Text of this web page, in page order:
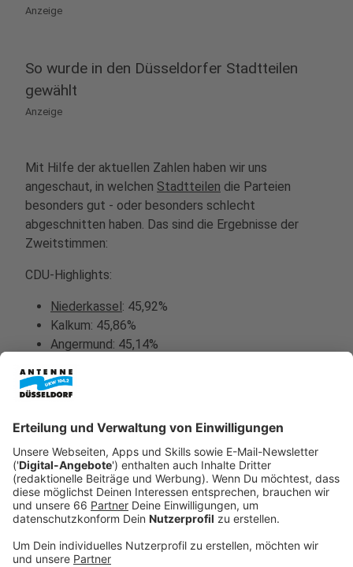
Anzeige
So wurde in den Düsseldorfer Stadtteilen
gewählt
Anzeige
Mit Hilfe der aktuellen Zahlen haben wir uns
angeschaut, in welchen Stadtteilen die Parteien
besonders gut - oder besonders schlecht
abgeschnitten haben. Das sind die Ergebnisse der
Zweitstimmen:
CDU-Highlights:
Niederkassel: 45,92%
Kalkum: 45,86%
Angermund: 45,14%
CDU-Lowlights:
Hafen: 13,79%
Oberbilk: 15,86%
SPD-Highlights:
Lierenfeld: 23,33%
Lichtenbroich: 22,13%
Eller: 21,59%